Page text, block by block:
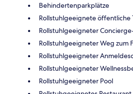
Behindertenparkplätze
Rollstuhlgeeignete öffentliche
Rollstuhlgeeigneter
Rollstuhlgeeigneter Weg zum
Rollstuhlgeeigneter
Rollstuhlgeeigneter
Rollstuhlgeeigneter Pool